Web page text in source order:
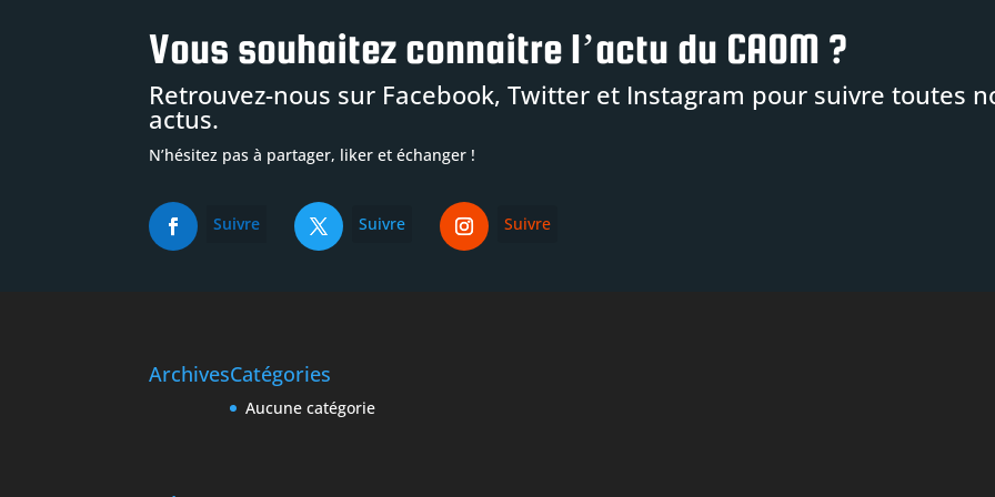
Vous souhaitez connaitre l’actu du CAOM ?
Retrouvez-nous sur Facebook, Twitter et Instagram pour suivre toutes
actus.
N’hésitez pas à partager, liker et échanger !
Suivre Suivre Suivre
ArchivesCatégories
Aucune catégorie